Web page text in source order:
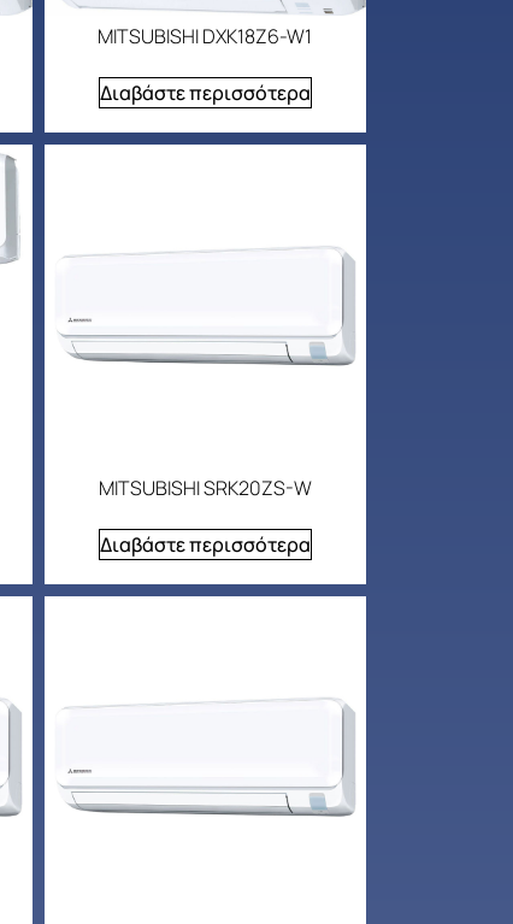
MITSUBISHI DXK18Z6-W1
Διαβάστε περισσότερα
MITSUBISHI SRK20ZS-W
Διαβάστε περισσότερα